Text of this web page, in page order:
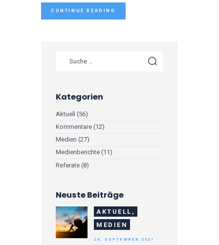
CONTINUE READING
Kategorien
Aktuell (56)
Kommentare (12)
Medien (27)
Medienberichte (11)
Referate (8)
Neuste Beiträge
AKTUELL,
MEDIEN
26. SEPTEMBER 2021